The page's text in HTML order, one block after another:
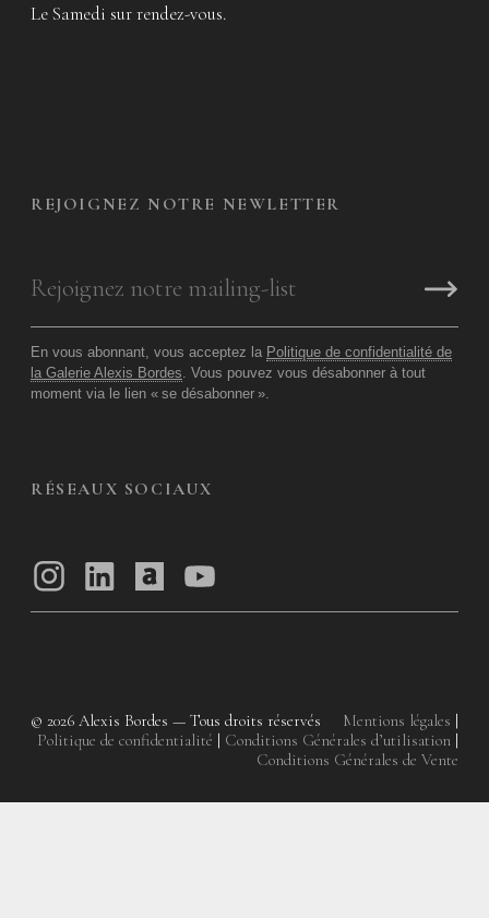
Le Samedi sur rendez-vous.
REJOIGNEZ NOTRE NEWLETTER
En vous abonnant, vous acceptez la Politique de confidentialité de
la Galerie Alexis Bordes . Vous pouvez vous désabonner à tout
moment via le lien « se désabonner ».
RÉSEAUX SOCIAUX
© 2026 Alexis Bordes — Tous droits réservés Mentions légales |
Politique de confidentialité | Conditions Générales d’utilisation |
Conditions Générales de Vente